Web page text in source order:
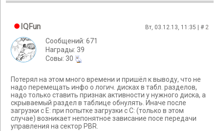
IQFun Вт, 03.12.13, 11:35 | # 2
Сообщений: 671
Награды: 39
Cовы: 30
Потерял на этом много времени и пришёл к выводу, что не
надо перемещать инфо о логич. дисках в табл. разделов,
надо только ставить признак активности у нужного диска, а
скрываемый раздел в таблице обнулять. Иначе после
загрузки с E: при попытке загрузки с C: (только в этом
случае) возникает непонятное зависание посе передачи
управления на сектор PBR.